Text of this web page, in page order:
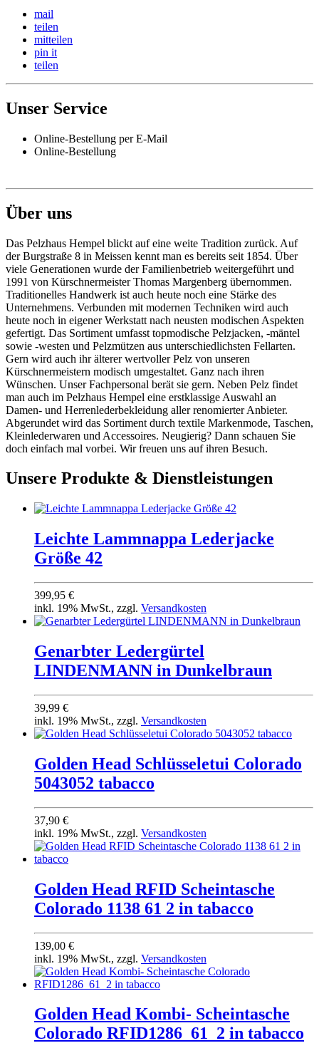
mail
teilen
mitteilen
pin it
teilen
Unser Service
Online-Bestellung per E-Mail
Online-Bestellung
Burgstraße 8
Über uns
Das Pelzhaus Hempel blickt auf eine weite Tradition zurück. Auf
der Burgstraße 8 in Meissen kennt man es bereits seit 1854. Über
viele Generationen wurde der Familienbetrieb weitergeführt und
1991 von Kürschnermeister Thomas Margenberg übernommen.
Traditionelles Handwerk ist auch heute noch eine Stärke des
Unternehmens. Verbunden mit modernen Techniken wird auch
heute noch in eigener Werkstatt nach neusten modischen Aspekten
gefertigt. Das Sortiment umfasst topmodische Pelzjacken, -mäntel
sowie -westen und Pelzmützen aus unterschiedlichsten Fellarten.
Gern wird auch ihr älterer wertvoller Pelz von unseren
Kürschnermeistern modisch umgestaltet. Ganz nach ihren
Wünschen. Unser Fachpersonal berät sie gern. Neben Pelz findet
man auch im Pelzhaus Hempel eine erstklassige Auswahl an
Damen- und Herrenlederbekleidung aller renomierter Anbieter.
Abgerundet wird das Sortiment durch textile Markenmode, Taschen,
Kleinlederwaren und Accessoires. Neugierig? Dann schauen Sie
doch einfach mal vorbei. Wir freuen uns auf ihren Besuch.
Unsere Produkte & Dienstleistungen
Leichte Lammnappa Lederjacke
Größe 42
399,95 €
inkl. 19% MwSt., zzgl. Versandkosten
Genarbter Ledergürtel
LINDENMANN in Dunkelbraun
39,99 €
inkl. 19% MwSt., zzgl. Versandkosten
Golden Head Schlüsseletui Colorado
5043052 tabacco
37,90 €
inkl. 19% MwSt., zzgl. Versandkosten
Golden Head RFID Scheintasche
Colorado 1138 61 2 in tabacco
139,00 €
inkl. 19% MwSt., zzgl. Versandkosten
Golden Head Kombi- Scheintasche
Colorado RFID1286_61_2 in tabacco